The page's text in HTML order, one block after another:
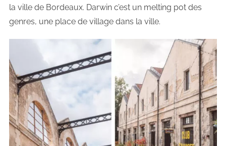
la ville de Bordeaux. Darwin c’est un melting pot des
genres, une place de village dans la ville.